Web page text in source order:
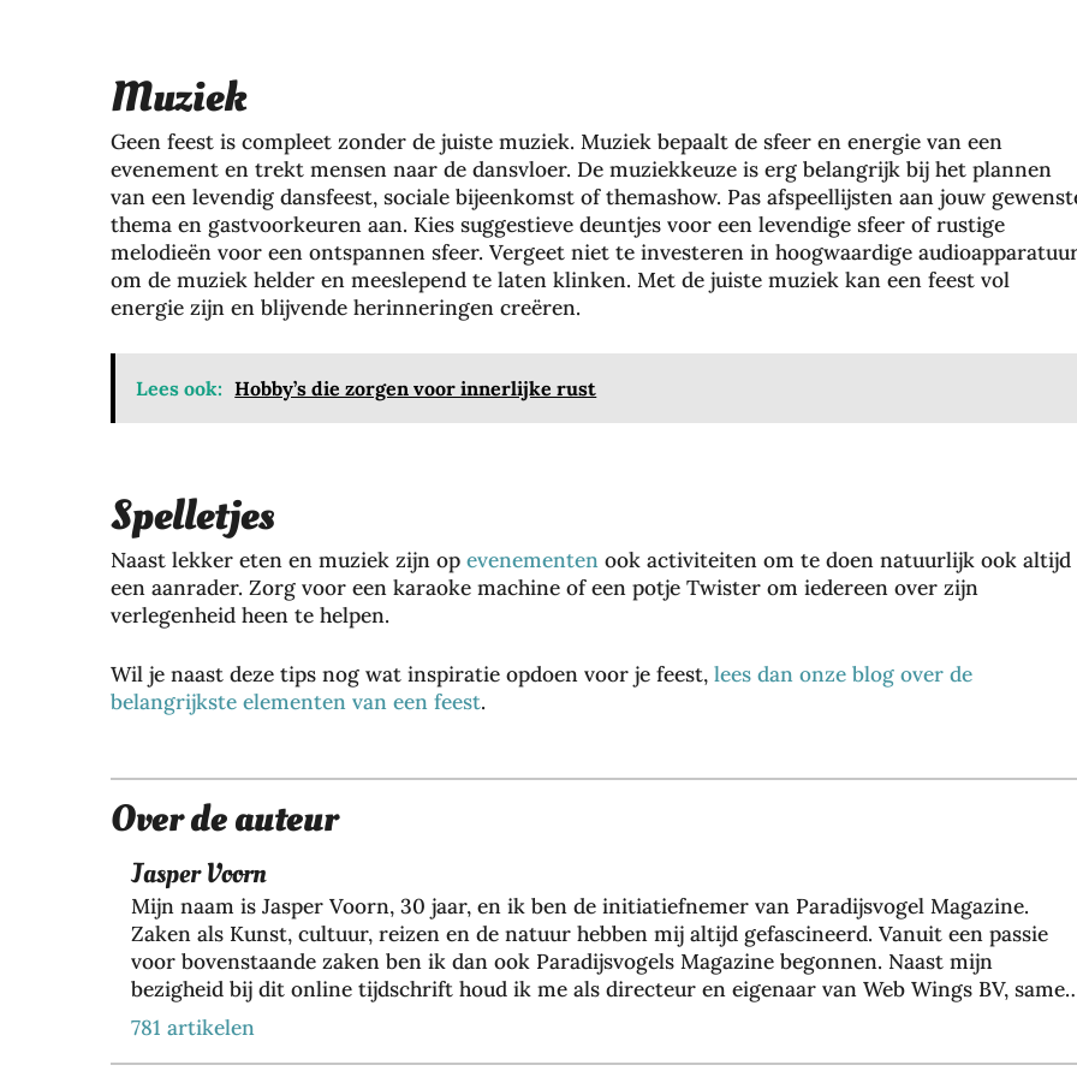
Muziek
Geen feest is compleet zonder de juiste muziek. Muziek bepaalt de sfeer en energie van een
evenement en trekt mensen naar de dansvloer. De muziekkeuze is erg belangrijk bij het plannen
van een levendig dansfeest, sociale bijeenkomst of themashow. Pas afspeellijsten aan jouw
thema en gastvoorkeuren aan. Kies suggestieve deuntjes voor een levendige sfeer of rustige
melodieën voor een ontspannen sfeer. Vergeet niet te investeren in hoogwaardige
om de muziek helder en meeslepend te laten klinken. Met de juiste muziek kan een feest vol
energie zijn en blijvende herinneringen creëren.
Lees ook: Hobby’s die zorgen voor innerlijke rust
Spelletjes
Naast lekker eten en muziek zijn op evenementen ook activiteiten om te doen natuurlijk ook altijd
een aanrader. Zorg voor een karaoke machine of een potje Twister om iedereen over zijn
verlegenheid heen te helpen.
Wil je naast deze tips nog wat inspiratie opdoen voor je feest, lees dan onze blog over de
belangrijkste elementen van een feest.
Over de auteur
Jasper Voorn
Mijn naam is Jasper Voorn, 30 jaar, en ik ben de initiatiefnemer van Paradijsvogel Magazine.
Zaken als Kunst, cultuur, reizen en de natuur hebben mij altijd gefascineerd. Vanuit een passie
voor bovenstaande zaken ben ik dan ook Paradijsvogels Magazine begonnen. Naast mijn
bezigheid bij dit online tijdschrift houd ik me als directeur en eigenaar van Web Wings BV,
met een groeiend team van 35+ collega’s, dagelijks bezig met het realiseren van online
resultaten voor meer dan 200 verschillende klanten. Hier richten wij ons voornamelijk op
781 artikelen
Zo
he
rm
je
je
ha
ar
kle
ur
lan
ger
wo
ni
vei
lig
en
teg
en
inb
raa
k,
zo
nd
t je
ha
ps
n
ze
gg
en